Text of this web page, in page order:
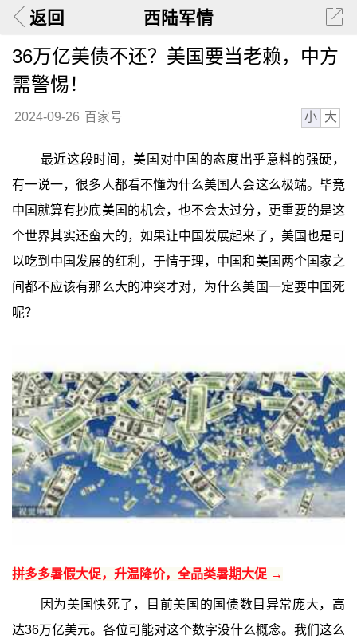
返回 西陆军情
36万亿美债不还？美国要当老赖，中方
需警惕！
2024-09-26 百家号 小 大
最近这段时间，美国对中国的态度出乎意料的强硬，
有一说一，很多人都看不懂为什么美国人会这么极端。毕竟
中国就算有抄底美国的机会，也不会太过分，更重要的是这
个世界其实还蛮大的，如果让中国发展起来了，美国也是可
以吃到中国发展的红利，于情于理，中国和美国两个国家之
间都不应该有那么大的冲突才对，为什么美国一定要中国死
呢？
拼多多暑假大促，升温降价，全品类暑期大促 →
因为美国快死了，目前美国的国债数目异常庞大，高
达36万亿美元。各位可能对这个数字没什么概念。我们这么